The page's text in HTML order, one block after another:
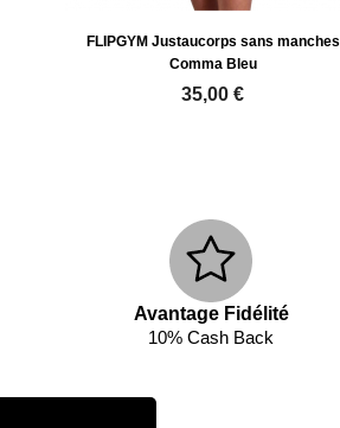
FLIPGYM Justaucorps sans manches
Comma Bleu
35,00 €
Avantage Fidélité
10% Cash Back